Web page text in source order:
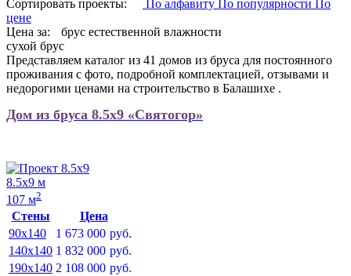
Сортировать проекты: По алфавиту По популярности
По
цене
Цена за:
брус естественной влажности
сухой брус
Представляем каталог из 41 домов из бруса для постоянного
проживания с фото, подробной комплектацией, отзывами и
недорогими ценами на строительство в Балашихе .
Дом из бруса 8.5х9 «Святогор»
8.5х9 м
107 м2
Стены
Цена
90x140
1 673 000 руб.
140x140 1 832 000 руб.
190x140 2 108 000 руб.